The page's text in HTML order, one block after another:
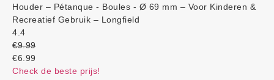
Houder – Pétanque - Boules - Ø 69 mm – Voor Kinderen &
Recreatief Gebruik – Longfield
4.4
€9.99
€6.99
Check de beste prijs!